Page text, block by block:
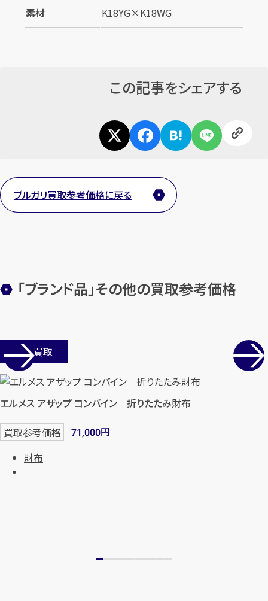
カンタン無料
最短1分！今すぐ査定金額をお伝えいた
します
始除く)
素材
K18YG×K18WG
この記事をシェアする
ブルガリ買取参考価格に戻る
「ブランド品」その他の買取参考価格
店舗買取
エルメス アザップ コンバイン 折りたたみ財布
買取参考価格 71,000円
財布